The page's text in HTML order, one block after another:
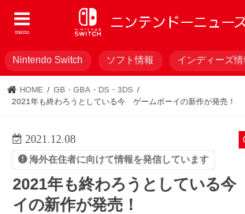
menu
Nintendo Switch ソフト情報 インディーズ情
HOME
GB・GBA・DS・3DS
2021年も終わろうとしている今 ゲームボーイの新作が発売！
2021.12.08
海外在住者に向けて情報を発信しています
2021年も終わろうとしている
イの新作が発売！